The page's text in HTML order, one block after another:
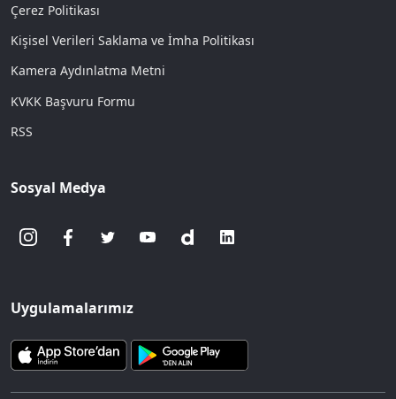
Çerez Politikası
Kişisel Verileri Saklama ve İmha Politikası
Kamera Aydınlatma Metni
KVKK Başvuru Formu
RSS
Sosyal Medya
Uygulamalarımız